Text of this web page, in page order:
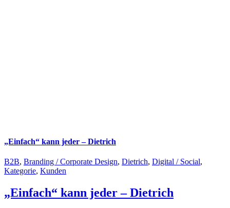
„Einfach“ kann jeder – Dietrich
B2B, Branding / Corporate Design, Dietrich, Digital / Social,
Kategorie, Kunden
„Einfach“ kann jeder – Dietrich